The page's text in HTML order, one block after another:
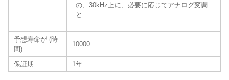
の、30kHz上に、必要に応じてアナログ変調
と
予想寿命が (時
間)
10000
保証期 1年